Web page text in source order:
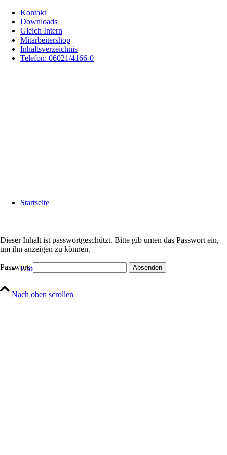
Kontakt
Downloads
Gleich Intern
Mitarbeitershop
Inhaltsverzeichnis
Telefon: 06021/4166-0
Startseite
Unternehmen
Dieser Inhalt ist passwortgeschützt. Bitte gib unten das Passwort ein,
um ihn anzeigen zu können.
Passwort:
Nach oben scrollen